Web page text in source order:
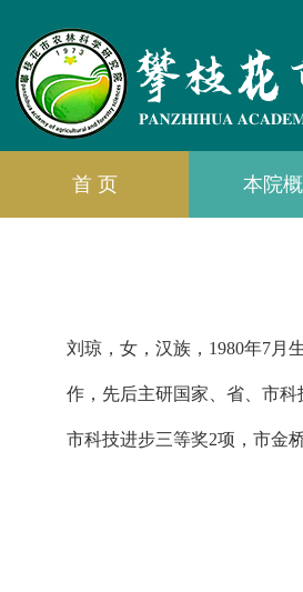
首 页 本院
刘琼，女，汉族，1980年7月
作，先后主研国家、省、市
市科技进步三等奖2项，市金